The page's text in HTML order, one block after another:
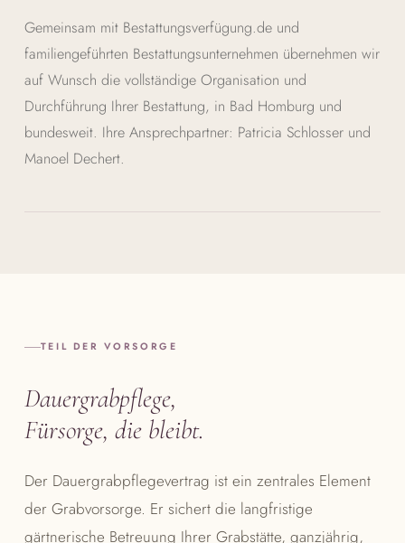
Gemeinsam mit Bestattungsverfügung.de und
familiengeführten Bestattungsunternehmen übernehmen wir
auf Wunsch die vollständige Organisation und
Durchführung Ihrer Bestattung, in Bad Homburg und
bundesweit. Ihre Ansprechpartner: Patricia Schlosser und
Manoel Dechert.
TEIL DER VORSORGE
Dauergrabpflege,
Fürsorge, die bleibt.
Der Dauergrabpflegevertrag ist ein zentrales Element
der Grabvorsorge. Er sichert die langfristige
gärtnerische Betreuung Ihrer Grabstätte, ganzjährig,